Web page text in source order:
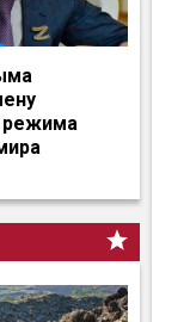
режима